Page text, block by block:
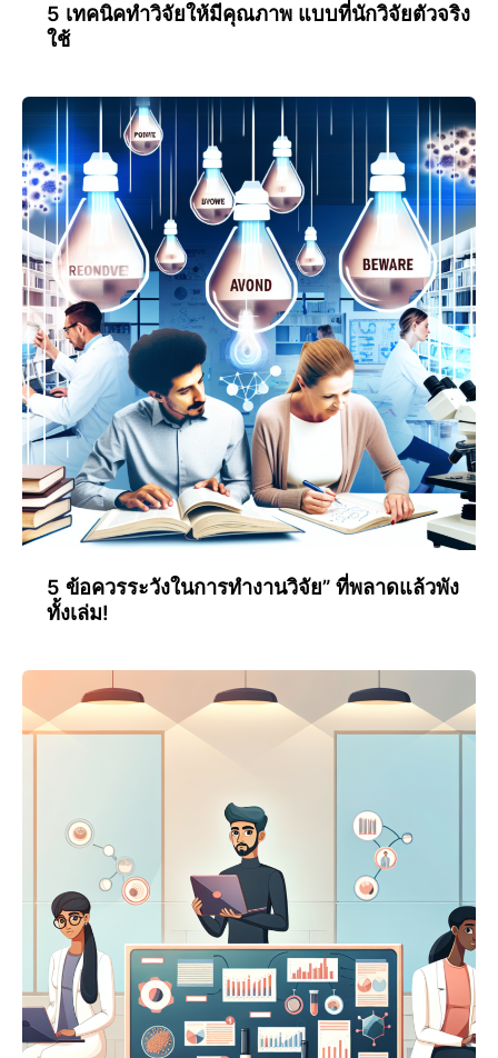
5 เทคนิคทำวิจัยให้มีคุณภาพ แบบที่นักวิจัยตัวจริง
ใช้
5 ข้อควรระวังในการทำงานวิจัย” ที่พลาดแล้วพัง
ทั้งเล่ม!